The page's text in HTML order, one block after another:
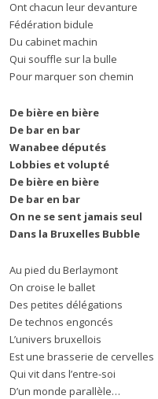
Ont chacun leur devanture
Fédération bidule
Du cabinet machin
Qui souffle sur la bulle
Pour marquer son chemin
De bière en bière
De bar en bar
Wanabee députés
Lobbies et volupté
De bière en bière
De bar en bar
On ne se sent jamais seul
Dans la Bruxelles Bubble
Au pied du Berlaymont
On croise le ballet
Des petites délégations
De technos engoncés
L’univers bruxellois
Est une brasserie de cervelles
Qui vit dans l’entre-soi
D’un monde parallèle…